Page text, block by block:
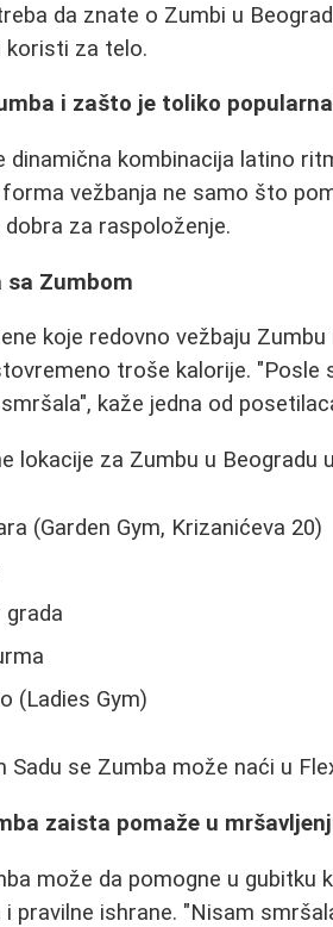
da znate o Zumbi u
koristi za telo.
i zašto je toliko
dinamična kombinacija latino
vežbanja ne samo što
za raspoloženje.
sa Zumbom
koje redovno vežbaju
troše kalorije. "Posle
kaže jedna od
lokacije za Zumbu u Beogradu
(Garden Gym, Krizanićeva 20)
grada
(Ladies Gym)
Sadu se Zumba može naći u
zaista pomaže u
može da pomogne u gubitku
i pravilne ishrane. "Nisam